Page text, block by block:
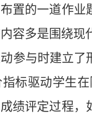
置的一道作
容多是围绕现
参与时建立了
标驱动学生
绩评定过程